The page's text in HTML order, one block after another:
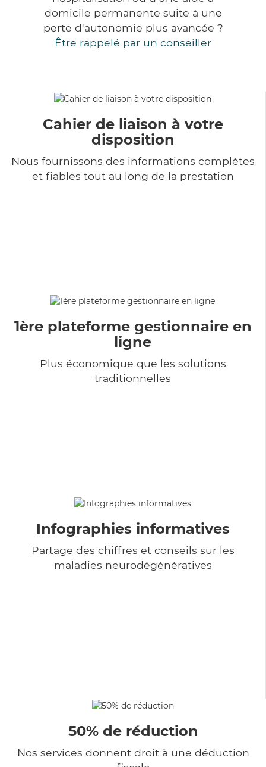
domicile permanente suite à une
perte d'autonomie plus avancée ?
Être rappelé par un conseiller
Cahier de liaison à votre
disposition
Nous fournissons des informations complètes
et fiables tout au long de la prestation
1ère plateforme gestionnaire en
ligne
Plus économique que les solutions
traditionnelles
Infographies informatives
Partage des chiffres et conseils sur les
maladies neurodégénératives
50% de réduction
Nos services donnent droit à une déduction